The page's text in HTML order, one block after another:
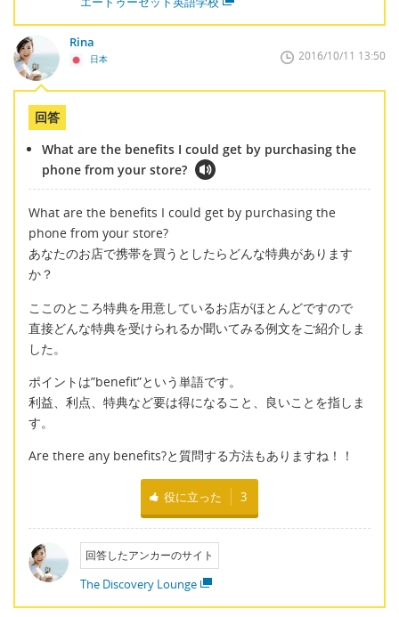
Rina
日本 2016/10/11 13:50
回答
What are the benefits I could get by purchasing the
phone from your store?
What are the benefits I could get by purchasing the
phone from your store?
あなたのお店で携帯を買うとしたらどんな特典があります
か？
ここのところ特典を用意しているお店がほとんどですので
直接どんな特典を受けられるか聞いてみる例文をご紹介しま
した。
ポイントは”benefit”という単語です。
利益、利点、特典など要は得になること、良いことを指しま
す。
Are there any benefits?と質問する方法もありますね！！
役に立った 3
回答したアンカーのサイト
The Discovery Lounge